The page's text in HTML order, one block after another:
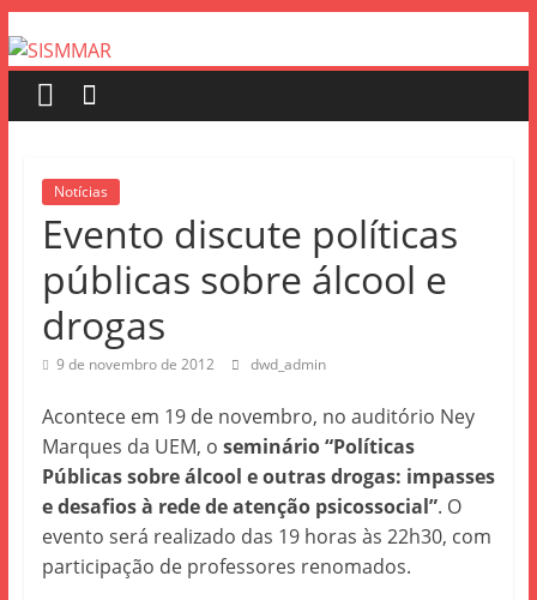
Notícias
Evento discute políticas
públicas sobre álcool e
drogas
9 de novembro de 2012 dwd_admin
Acontece em 19 de novembro, no auditório Ney
Marques da UEM, o seminário “Políticas
Públicas sobre álcool e outras drogas: impasses
e desafios à rede de atenção psicossocial”. O
evento será realizado das 19 horas às 22h30, com
participação de professores renomados.